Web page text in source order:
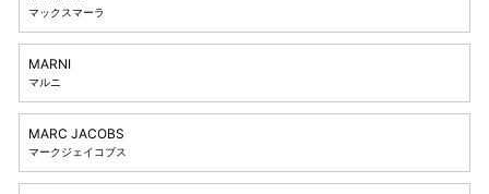
マックスマーラ
MARNI
マルニ
MARC JACOBS
マークジェイコブス